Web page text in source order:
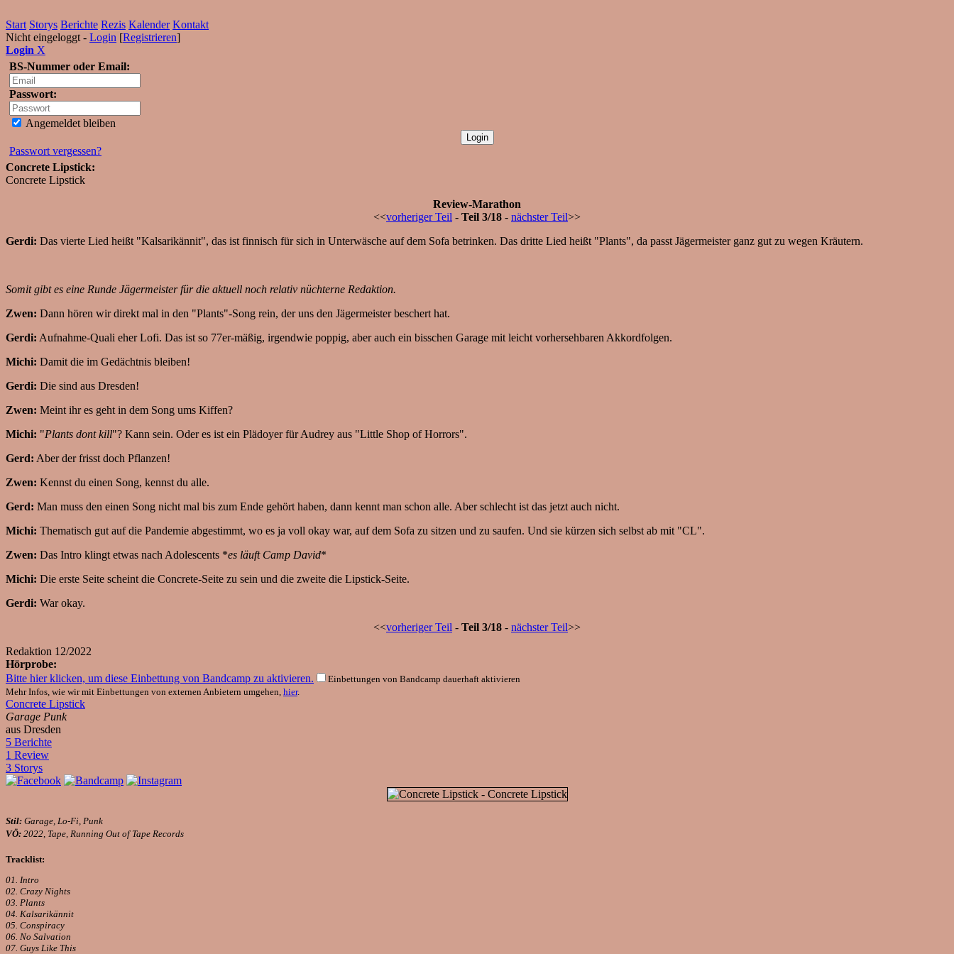
Start Storys Berichte Rezis Kalender Kontakt
Nicht eingeloggt - Login [Registrieren]
Login X
BS-Nummer oder Email:
Passwort:
Angemeldet bleiben
Passwort vergessen?
Concrete Lipstick:
Concrete Lipstick
Review-Marathon
<<vorheriger Teil - Teil 3/18 - nächster Teil>>
Gerdi: Das vierte Lied heißt "Kalsarikännit", das ist finnisch für sich in Unterwäsche auf dem Sofa betrinken. Das dritte Lied heißt "Plants", da passt Jägermeister ganz gut zu wegen Kräutern.
Somit gibt es eine Runde Jägermeister für die aktuell noch relativ nüchterne Redaktion.
Zwen: Dann hören wir direkt mal in den "Plants"-Song rein, der uns den Jägermeister beschert hat.
Gerdi: Aufnahme-Quali eher Lofi. Das ist so 77er-mäßig, irgendwie poppig, aber auch ein bisschen Garage mit leicht vorhersehbaren Akkordfolgen.
Michi: Damit die im Gedächtnis bleiben!
Gerdi: Die sind aus Dresden!
Zwen: Meint ihr es geht in dem Song ums Kiffen?
Michi: "Plants dont kill"? Kann sein. Oder es ist ein Plädoyer für Audrey aus "Little Shop of Horrors".
Gerd: Aber der frisst doch Pflanzen!
Zwen: Kennst du einen Song, kennst du alle.
Gerd: Man muss den einen Song nicht mal bis zum Ende gehört haben, dann kennt man schon alle. Aber schlecht ist das jetzt auch nicht.
Michi: Thematisch gut auf die Pandemie abgestimmt, wo es ja voll okay war, auf dem Sofa zu sitzen und zu saufen. Und sie kürzen sich selbst ab mit "CL".
Zwen: Das Intro klingt etwas nach Adolescents *es läuft Camp David*
Michi: Die erste Seite scheint die Concrete-Seite zu sein und die zweite die Lipstick-Seite.
Gerdi: War okay.
<<vorheriger Teil - Teil 3/18 - nächster Teil>>
Redaktion 12/2022
Hörprobe:
Bitte hier klicken, um diese Einbettung von Bandcamp zu aktivieren.
Einbettungen von Bandcamp dauerhaft aktivieren
Mehr Infos, wie wir mit Einbettungen von externen Anbietern umgehen, hier.
Concrete Lipstick
Garage Punk
aus Dresden
5 Berichte
1 Review
3 Storys
Stil: Garage, Lo-Fi, Punk
VÖ: 2022, Tape, Running Out of Tape Records
Tracklist:
01. Intro
02. Crazy Nights
03. Plants
04. Kalsarikännit
05. Conspiracy
06. No Salvation
07. Guys Like This